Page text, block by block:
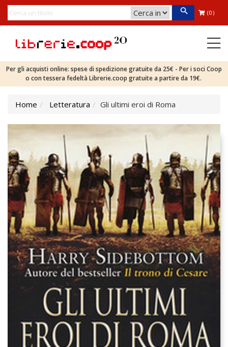
(0)
Per gli acquisti online: spese di spedizione gratuite da 25€ - Per i soci Coop
o con tessera fedeltà Librerie.coop gratuite a partire da 19€.
Home Letteratura Gli ultimi eroi di Roma